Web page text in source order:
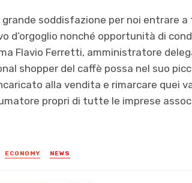
grande soddisfazione per noi entrare
d’orgoglio nonché opportunità di
Flavio Ferretti, amministratore
shopper del caffè possa nel suo
alla vendita e rimarcare quei
propri di tutte le imprese
ECONOMY NEWS